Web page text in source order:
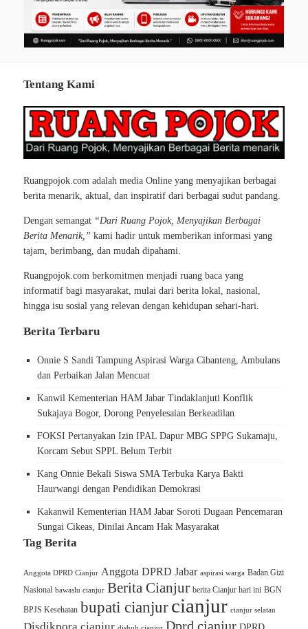
Tentang Kami
Ruangpojok.com adalah media Online yang menyajikan berbagai
berita menarik, aktual, dan inspiratif dari berbagai sudut pandang.
Dengan semangat “Dari Ruang Pojok, Menyajikan Berbagai
Berita Menarik,” kami hadir untuk memberikan informasi yang
tajam, berimbang, dan mudah dipahami.
Ruangpojok.com berkomitmen menjadi ruang baca yang
informatif bagi masyarakat, mulai dari berita lokal, nasional,
hingga isu sosial yang relevan dengan kehidupan sehari-hari.
Berita Terbaru
Onnie S Sandi Tampung Aspirasi Warga Cibanteng, Ambulans
dan Perbaikan Jalan Mencuat
Kanwil Kementerian HAM Jabar Tindaklanjuti Konflik
Sukajaya Bogor, Dorong Penyelesaian Berkeadilan
FOKSI Pertanyakan Izin IPAL Dapur MBG SPPG Sukamaju,
Korcam Sebut SPPL Belum Terbit
Kang Onnie Bekali Siswa SMA Terbuka Karya Bakti
Haurwangi dengan Pendidikan Demokrasi
Kakanwil Kementerian HAM Jabar Soroti Dugaan Pencemaran
Sungai Cikeas, Dinilai Ancam Hak Masyarakat
Tag Berita
Anggota DPRD Cianjur Anggota DPRD Jabar aspirasi warga Badan Gizi
Nasional bawaslu cianjur Berita Cianjur berita Cianjur hari ini BGN
BPJS Kesehatan bupati cianjur cianjur cianjur selatan
Dprd cianjur